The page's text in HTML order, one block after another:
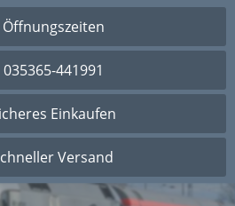
Öffnungszeiten
035365-441991
Einkaufen
Versand
das Sie uns besuchen.
im Onlineshop